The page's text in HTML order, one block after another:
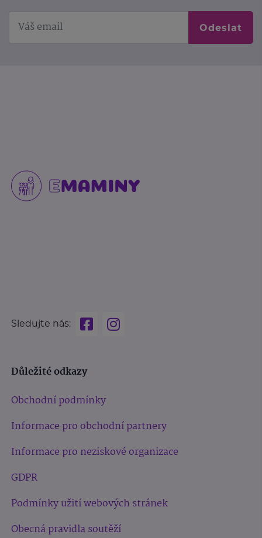
Odeslat
Sledujte nás:
Důležité odkazy
Obchodní podmínky
Informace pro obchodní partnery
Informace pro neziskové organizace
GDPR
Podmínky užití webových stránek
Obecná pravidla soutěží